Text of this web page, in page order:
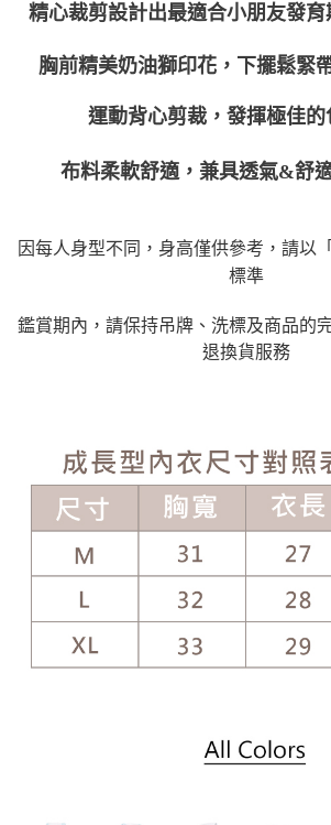
精心裁剪設計出最適合小朋友發育
胸前精美奶油獅印花，下擺鬆緊
運動背心剪裁，發揮極佳的
布料柔軟舒適，兼具透氣&舒
因每人身型不同，身高僅供參考，請以
標準
鑑賞期內，請保持吊牌、洗標及商品的
退換貨服務